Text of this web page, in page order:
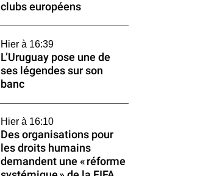
clubs européens
Hier à 16:39
L’Uruguay pose une de
ses légendes sur son
banc
Hier à 16:10
Des organisations pour
les droits humains
demandent une « réforme